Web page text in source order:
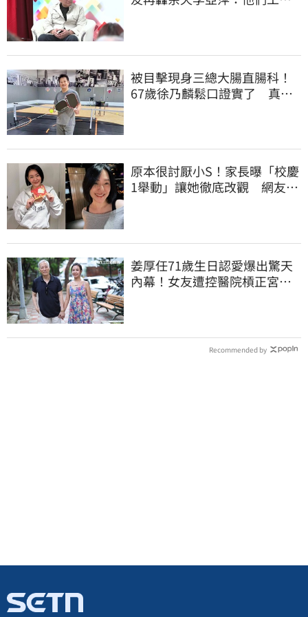
被目擊現身三總大腸直腸科！
67歲徐乃麟鬆口證實了 真實
原本很討厭小S！家長曝「校慶
1舉動」讓她徹底改觀 網友洗
姜厚任71歲生日認愛爆出驚天
內幕！女友遭控醫院槓正宮女
Recommended by